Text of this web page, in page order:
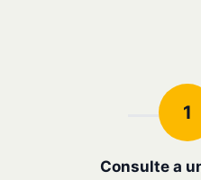
1
Consulte a